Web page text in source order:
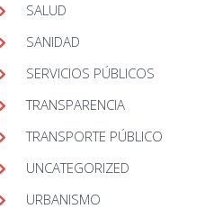
SALUD
SANIDAD
SERVICIOS PÚBLICOS
TRANSPARENCIA
TRANSPORTE PÚBLICO
UNCATEGORIZED
URBANISMO